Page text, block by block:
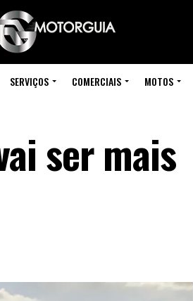
SERVIÇOS COMERCIAIS MOTOS
ser mais